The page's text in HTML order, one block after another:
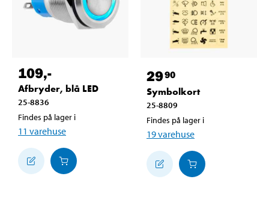
109,-
Afbryder, blå LED
25-8836
Findes på lager i
11 varehuse
2990
Symbolkort
25-8809
Findes på lager i
19varehuse